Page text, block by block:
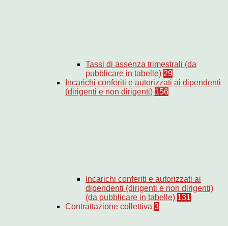
Tassi di assenza trimestrali (da
pubblicare in tabelle) 29
Incarichi conferiti e autorizzati ai dipendenti
(dirigenti e non dirigenti) 156
Incarichi conferiti e autorizzati ai
dipendenti (dirigenti e non dirigenti)
(da pubblicare in tabelle) 131
Contrattazione collettiva 3